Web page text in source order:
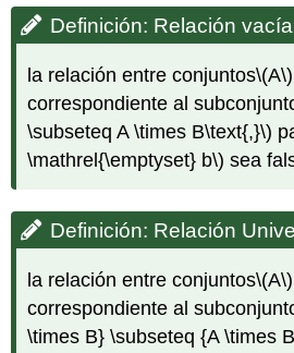
Definición: Relación vacía
la relación entre conjuntos\(A\)
correspondiente al
\subseteq A \times B\text{,}\)
\mathrel{\emptyset} b\) sea
Definición: Relación
la relación entre conjuntos\(A\)
correspondiente al
\times B} \subseteq {A \times